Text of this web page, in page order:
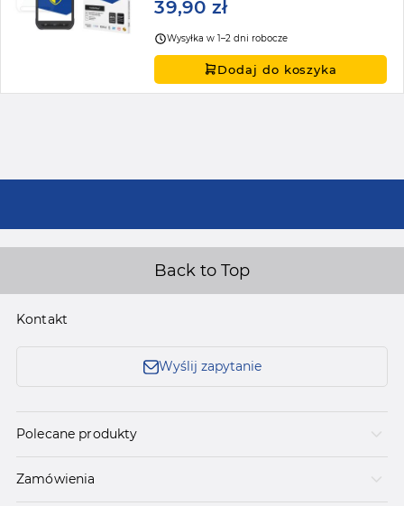
39,90 zł
Wysyłka w 1–2 dni robocze
Dodaj do koszyka
Back to Top
Kontakt
Wyślij zapytanie
Polecane produkty
Zamówienia